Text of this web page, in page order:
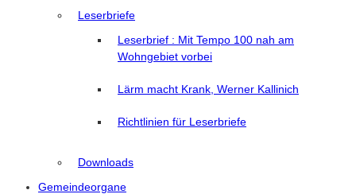
Leserbriefe
Leserbrief : Mit Tempo 100 nah am
Wohngebiet vorbei
Lärm macht Krank, Werner Kallinich
Richtlinien für Leserbriefe
Downloads
Gemeindeorgane